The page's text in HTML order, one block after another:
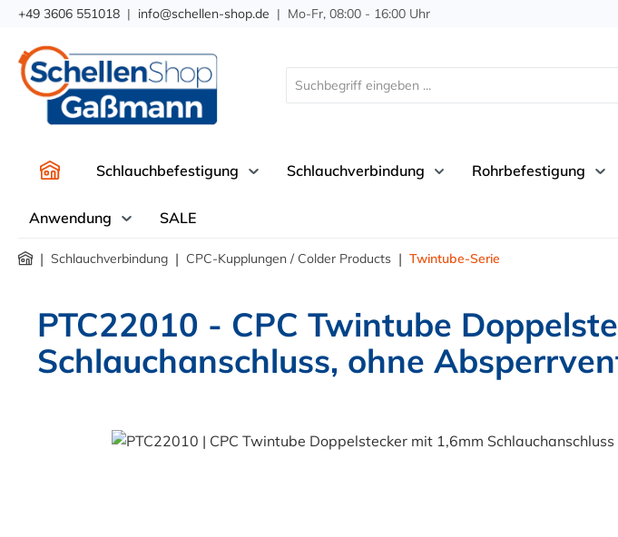
Zur Hauptnavigation springen
+49 3606 551018 | info@schellen-shop.de | Mo-Fr, 08:00 - 16:00 Uhr
Schlauchbefestigung Schlauchverbindung Rohrbefestigung
Anwendung SALE
| Schlauchverbindung | CPC-Kupplungen / Colder Products | Twintube-Serie
PTC22010 - CPC Twintube
Schlauchanschluss, ohne
Bildergalerie überspringen